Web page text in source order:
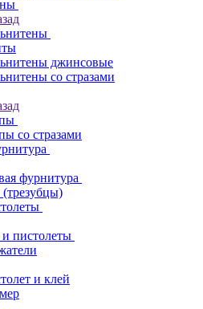
джинсовые
со стразами
со стразами
фурнитура
пистолеты
и клей